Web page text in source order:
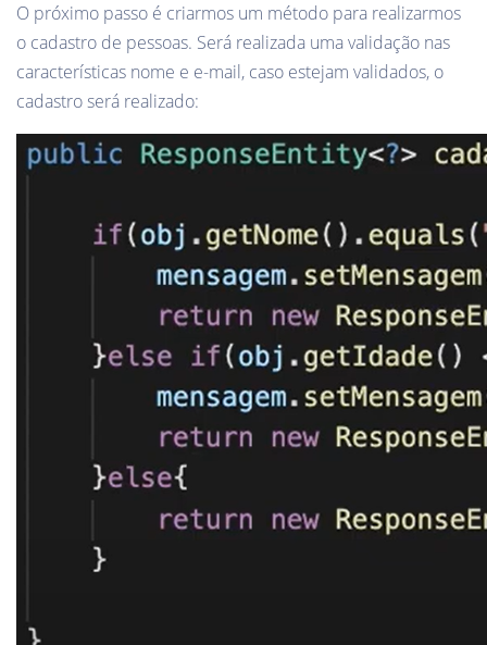
O próximo passo é criarmos um método para realizarmos
o cadastro de pessoas. Será realizada uma validação nas
características nome e e-mail, caso estejam validados, o
cadastro será realizado: